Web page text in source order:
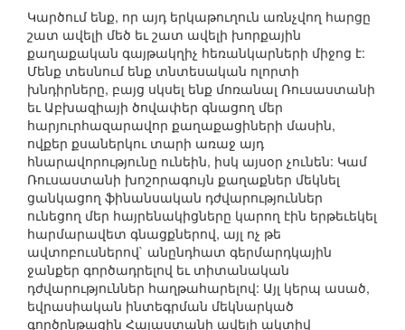
Կարծում ենք, որ այդ երկաթուղուն առնչվող հարցը
շատ ավելի մեծ եւ շատ ավելի խորքային
քաղաքական գայթակղիչ հեռանկարների միջոց է:
Մենք տեսնում ենք տնտեսական ոլորտի
խնդիրները, բայց սկսել ենք մոռանալ Ռուսաստանի
եւ Աբխազիայի ծովափեր գնացող մեր
հարյուրհազարավոր քաղաքացիների մասին,
ովքեր քսաներկու տարի առաջ այդ
հնարավորությունը ունեին, իսկ այսօր չունեն: Կամ
Ռուսաստանի խոշորագույն քաղաքներ մեկնել
ցանկացող ֆինանսական դժվարություններ
ունեցող մեր հայրենակիցները կարող էին երթեւեկել
հարմարավետ գնացքներով, այլ ոչ թե
ավտոբուսներով` անընդհատ գերմարդկային
ջանքեր գործադրելով եւ տիտանական
դժվարություններ հաղթահարելով: Այլ կերպ ասած,
եվրասիական ինտեգրման մեկնարկած
գործընթացին Հայաստանի ավելի ակտիվ